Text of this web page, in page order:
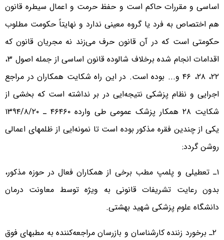
اساسی و مقررات حاکم است و حفظ حرمت و اعمال سیطره قانون
هم اختصاص به فرد یا گروه معینی ندارد و نهایتاً حکومت مطلوب
حکومتی است که در آن قانون حرف می‌زند نه مجریان قانون که
اقدامات انجام شده برخلاف شالوده قانون اساسی از جمله اصول ۳،
۲۲، ۲۸، ۴۶ و... بوده است. در این راه شکایت همکاران در مراجع
اجرایی و نظام پزشکی نتیجه‌ایی در بر نداشته است که بخشی از
شکایت ۲۸ همکار پزشک عمومی طی وارده ۴۶۴۶۰ ـ ۱۳۹۴/۸/۲۰
یکی از چندین فقره مذکور بوده است تا نمونه‌ایی از ظلمهای اعمالی
روشن گردد:
۱ـ تعطیلی و پلمپ مطب برخی از همکاران فعال در حوزه مذکور،
بدون رعایت تشریفات قانونی به ویژه توسط معاونت درمان
دانشگاه علوم پزشکی شهید بهشتی.
۲ـ برخورد زننده کارشناسان و بازرسان مراجعه‌کننده به مطبهای فوق